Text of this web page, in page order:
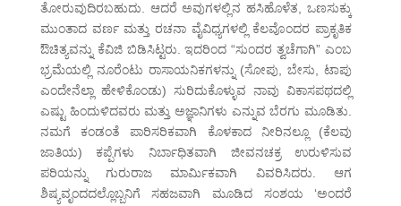
ತೋರುವುದಿರಬಹುದು. ಆದರೆ ಅವುಗಳಲ್ಲಿನ ಹಸಿಹೊಳೆತ, ಒಣಸುಕ್ಕು
ಮುಂತಾದ ವರ್ಣ ಮತ್ತು ರಚನಾ ವೈವಿಧ್ಯಗಳಲ್ಲಿ ಕೆಲವೊಂದರ ಪ್ರಾಕೃತಿಕ
ಔಚಿತ್ಯವನ್ನು ಕೆವಿಜಿ ಬಿಡಿಸಿಟ್ಟರು. ಇದರಿಂದ “ಸುಂದರ ತ್ವಚೆಗಾಗಿ” ಎಂಬ
ಭ್ರಮೆಯಲ್ಲಿ ನೂರೆಂಟು ರಾಸಾಯನಿಕಗಳನ್ನು (ಸೋಪು, ಬೇಸು, ಟಾಪು
ಎಂದೇನೆಲ್ಲಾ ಹೇಳಿಕೊಂಡು) ಸುರಿದುಕೊಳ್ಳುವ ನಾವು ವಿಕಾಸಪಥದಲ್ಲಿ
ಎಷ್ಟು ಹಿಂದುಳಿದವರು ಮತ್ತು ಅಜ್ಞಾನಿಗಳು ಎನ್ನುವ ಬೆರಗು ಮೂಡಿತು.
ನಮಗೆ ಕಂಡಂತೆ ಪಾರಿಸರಿಕವಾಗಿ ಕೊಳಕಾದ ನೀರಿನಲ್ಲೂ (ಕೆಲವು
ಜಾತಿಯ) ಕಪ್ಪೆಗಳು ನಿರ್ಬಾಧಿತವಾಗಿ ಜೀವನಚಕ್ರ ಉರುಳಿಸುವ
ಪರಿಯನ್ನು ಗುರುರಾಜ ಮಾರ್ಮಿಕವಾಗಿ ವಿವರಿಸಿದರು. ಆಗ
ಶಿಷ್ಯವೃಂದದಲ್ಲೊಬ್ಬನಿಗೆ ಸಹಜವಾಗಿ ಮೂಡಿದ ಸಂಶಯ ‘ಅಂದರೆ